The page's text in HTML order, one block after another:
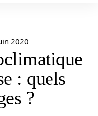
2020
: quels
?